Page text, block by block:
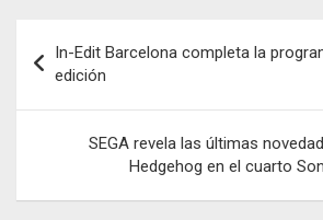
de
entradas
In-Edit Barcelona completa la
edición
SEGA revela las últimas
Hedgehog en el cuarto